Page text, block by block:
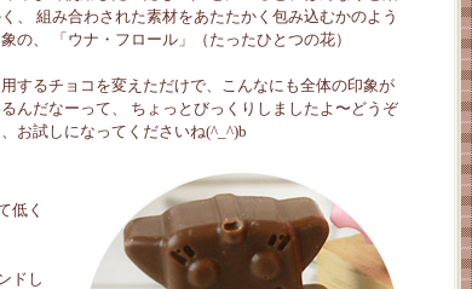
、 組み合わされた素材をあたたかく包み込むかのよう
の、 「ウナ・フロール」（たったひとつの花）
するチョコを変えただけで、こんなにも全体の印象が
んだなーって、 ちょっとびっくりしましたよ〜どうぞ
お試しになってくださいね(^_^)b
低く
ドし